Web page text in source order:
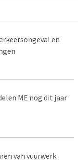
en
ME nog dit jaar
van vuurwerk